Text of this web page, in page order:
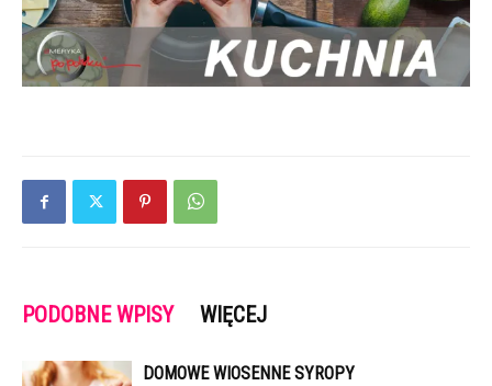
PODOBNE WPISY WIĘCEJ
DOMOWE WIOSENNE SYROPY